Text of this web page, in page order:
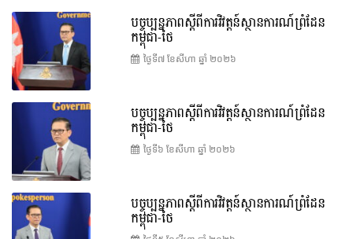
បច្ចុប្បន្នភាពស្ដីពីការវិវត្តន៍ស្ថានការណ៍ព្រំដែន
កម្ពុជា-ថៃ
ថ្ងៃទី៧ ខែ​សីហា ឆ្នាំ ២០២៦
បច្ចុប្បន្នភាពស្ដីពីការវិវត្តន៍ស្ថានការណ៍ព្រំដែន
កម្ពុជា-ថៃ
ថ្ងៃទី៦ ខែ​សីហា ឆ្នាំ ២០២៦
បច្ចុប្បន្នភាពស្ដីពីការវិវត្តន៍ស្ថានការណ៍ព្រំដែន
កម្ពុជា-ថៃ